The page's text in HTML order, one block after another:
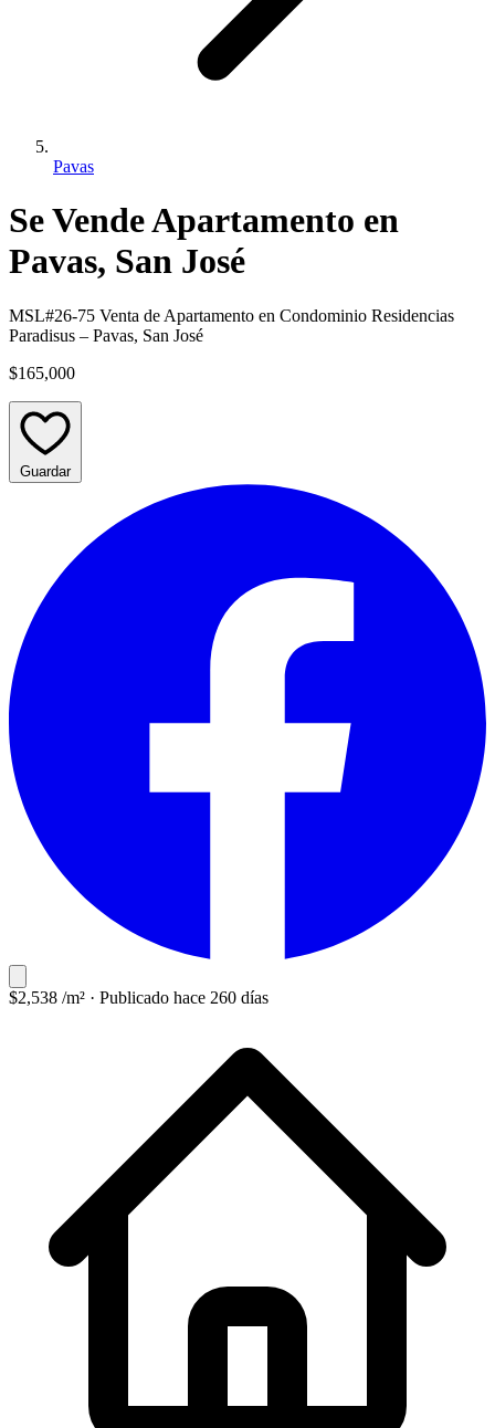
Pavas
Se Vende Apartamento en
Pavas, San José
MSL#26-75 Venta de Apartamento en Condominio Residencias
Paradisus – Pavas, San José
$165,000
Guardar
$2,538 /m² · Publicado hace 260 días